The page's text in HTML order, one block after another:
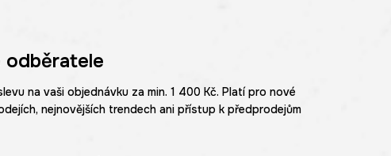
odběratele
na vaši objednávku za min. 1 400 Kč. Platí pro nové
nejnovějších trendech ani přístup k předprodejům